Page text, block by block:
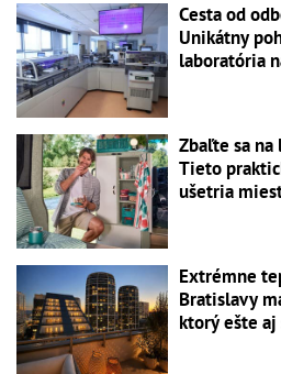
Cesta od
Unikátny
laboratória
Zbaľte sa
Tieto
ušetria
Extrémne
Bratislavy
ktorý ešte